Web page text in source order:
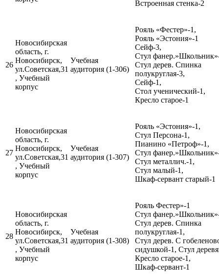
Встроенная стенка-2
26
Новосибирская
область, г.
Новосибирск,
ул.Советская,31
, Учебный
корпус
Учебная
аудитория (1-306)
Рояль «Фестер»-1,
Рояль «Эстония»-1
Сейф-3,
Стул
Стул дерев. Спинка
полукруглая-3,
Сейф-1,
Стол ученический-1,
Кресло старое-1
27
Новосибирская
область, г.
Новосибирск,
ул.Советская,31
, Учебный
корпус
Учебная
аудитория (1-307)
Рояль «Эстония»-1,
Стул Персона-1,
Пианино «Петроф»-1,
Стул
Стул металлич.-1,
Стул малый-1,
Шкаф-сервант старый-1
28
Новосибирская
область, г.
Новосибирск,
ул.Советская,31
, Учебный
корпус
Учебная
аудитория (1-308)
Рояль Фестер»-1
Стул
Стул дерев. Спинка
полукруглая-1,
Стул дерев. С
сидушкой-1, Стул
Кресло старое-1,
Шкаф-сервант-1